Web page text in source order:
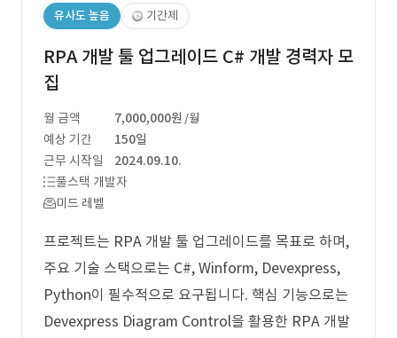
유사도 높음 기간제
RPA 개발 툴 업그레이드 C# 개발 경력자 모
집
월 금액 7,000,000원 /월
예상 기간
150일
근무 시작일
2024.09.10.
풀스택 개발자
미드 레벨
프로젝트는 RPA 개발 툴 업그레이드를 목표로 하며,
주요 기술 스택으로는 C#, Winform, Devexpress,
Python이 필수적으로 요구됩니다. 핵심 기능으로는
Devexpress Diagram Control을 활용한 RPA 개발